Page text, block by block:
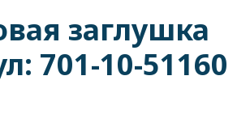
заглушка
701-10-51160